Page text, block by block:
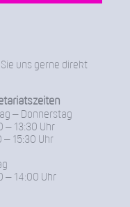
uns gerne direkt
– Donnerstag
– 13:30 Uhr
– 15:30 Uhr
– 14:00 Uhr